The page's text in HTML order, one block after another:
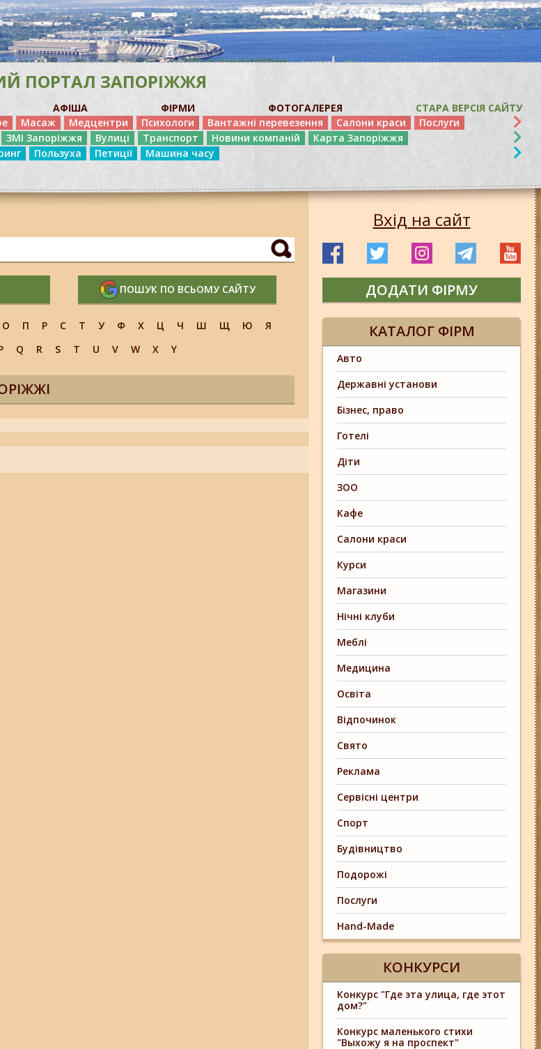
ПОРТАЛ ЗАПОРІЖЖЯ
АФІША ФІРМИ ФОТОГАЛЕРЕЯ
СТАРА ВЕРСІЯ САЙТУ
Масаж Медцентри Психологи Вантажні перевезення Салони краси
Послуги
ЗМІ Запоріжжя Вулиці Транспорт Новини компаній
Карта Запоріжжя
Пользуха Петиції Машина часу
ПОШУК ПО ВСЬОМУ САЙТУ
О П Р С Т У Ф Х Ц Ч Ш Щ Ю
Я
Q R S T U V W X Y
Вхід на сайт
ДОДАТИ ФІРМУ
КАТАЛОГ ФІРМ
Авто
Державні установи
Бізнес, право
Готелі
Діти
ЗОО
Кафе
Салони краси
Курси
Магазини
Нічні клуби
Меблі
Медицина
Освіта
Відпочинок
Свято
Реклама
Сервісні центри
Спорт
Будівництво
Подорожі
Послуги
Hand-Made
КОНКУРСИ
Конкурс "Где эта улица, где этот
дом?"
Конкурс маленького стихи
"Выхожу я на проспект"